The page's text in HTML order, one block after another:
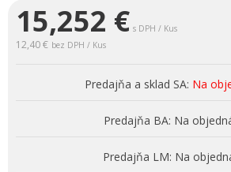
15,252 € s DPH / Kus
12,40 € bez DPH / Kus
Predajňa a sklad SA: Na
Predajňa BA: Na
Predajňa LM: Na